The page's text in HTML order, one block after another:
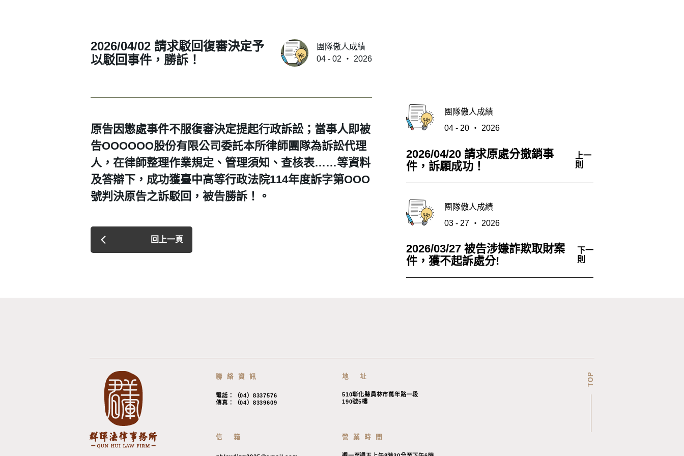
團隊傲人成績
04 - 20 ‧ 2026
2026/04/20 請求原處分撤銷事
件，訴願成功！
上一
則
團隊傲人成績
03 - 27 ‧ 2026
2026/03/27 被告涉嫌詐欺取財案
件，獲不起訴處分!
下一
則
2026/04/02 請求駁回復審決定予
以駁回事件，勝訴！
團隊傲人成績
04 - 02 ‧ 2026
原告因懲處事件不服復審決定提起行政訴訟；當事人即被
告OOOOOO股份有限公司委託本所律師團隊為訴訟代理
人，在律師整理作業規定、管理須知、查核表……等資料
及答辯下，成功獲臺中高等行政法院114年度訴字第OOO
號判決原告之訴駁回，被告勝訴！。
回上一頁
聯絡資訊
電話：（04）8337576
傳真：（04）8339609
信 箱
地 址
510彰化縣員林市萬年路一段
190號5樓
營業時間
TOP